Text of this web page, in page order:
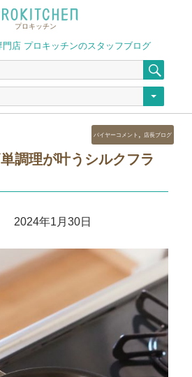
プロキッチン
店 プロキッチンのスタッフブログ
索
調理が叶うシルクフラ
2024年1月30日
カ
テ
ゴ
ー
バイヤーコメント , 店長ブログ